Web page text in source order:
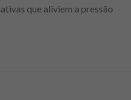
que aliviem a pressão